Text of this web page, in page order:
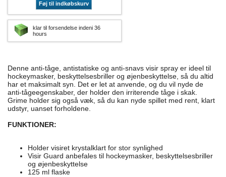
Føj til indkøbskurv
klar til forsendelse indeni 36
hours
Denne anti-tåge, antistatiske og anti-snavs visir spray er ideel til
hockeymasker, beskyttelsesbriller og øjenbeskyttelse, så du altid
har et maksimalt syn. Det er let at anvende, og du vil nyde de
anti-tågeegenskaber, der holder den irriterende tåge i skak.
Grime holder sig også væk, så du kan nyde spillet med rent, klart
udstyr, uanset forholdene.
FUNKTIONER:
Holder visiret krystalklart for stor synlighed
Visir Guard anbefales til hockeymasker, beskyttelsesbriller
og øjenbeskyttelse
125 ml flaske